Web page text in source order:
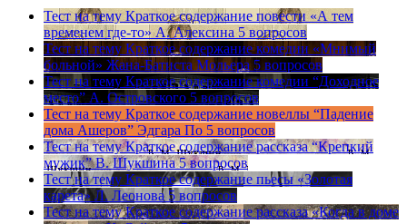
Тест на тему Краткое содержание повести «А тем
временем где-то» А. Алексина 5 вопросов
Тест на тему Краткое содержание комедии «Мнимый
больной» Жана-Батиста Мольера 5 вопросов
Тест на тему Краткое содержание комедии “Доходное
место” А. Островского 5 вопросов
Тест на тему Краткое содержание новеллы “Падение
дома Ашеров” Эдгара По 5 вопросов
Тест на тему Краткое содержание рассказа “Крепкий
мужик” В. Шукшина 5 вопросов
Тест на тему Краткое содержание пьесы «Золотая
карета» Л. Леонова 5 вопросов
Тест на тему Краткое содержание рассказа «Когда в доме